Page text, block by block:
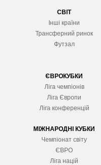
СВІТ
Інші країни
Трансферний ринок
Футзал
ЄВРОКУБКИ
Ліга чемпіонів
Ліга Європи
Ліга конференцій
МІЖНАРОДНІ КУБКИ
Чемпіонат світу
ЄВРО
Ліга націй